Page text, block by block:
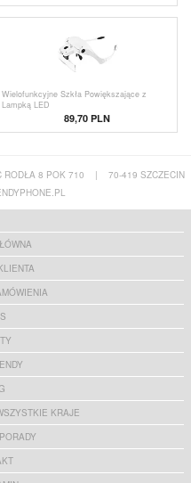
Wielofunkcyjne Szkła Powiększające z
Lampką LED
89,70 PLN
RODŁA 8 POK 710 |
70-419 SZCZECIN
KRAJE